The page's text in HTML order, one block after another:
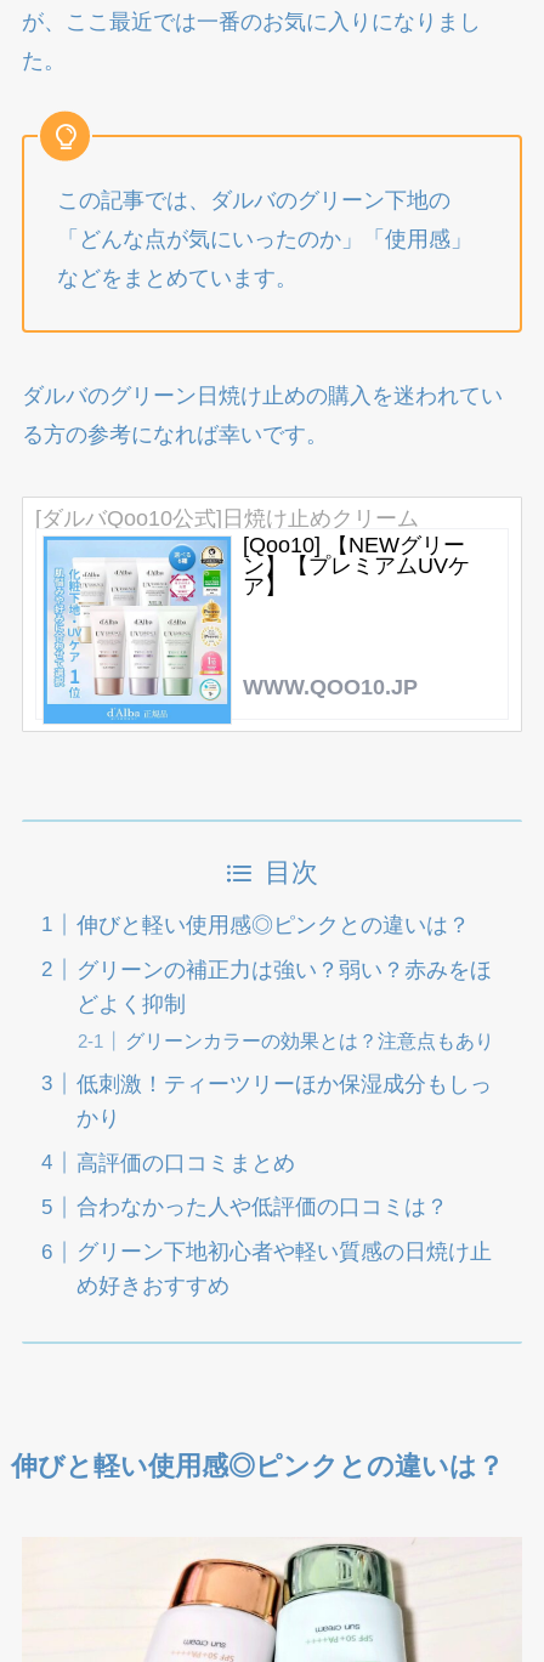
が、ここ最近では一番のお気に入りになりまし
た。
この記事では、ダルバのグリーン下地の
「どんな点が気にいったのか」「使用感」
などをまとめています。
ダルバのグリーン日焼け止めの購入を迷われてい
る方の参考になれば幸いです。
[ダルバQoo10公式]日焼け止めクリーム
[Qoo10] 【NEWグリー
ン】【プレミアムUVケ
ア】
WWW.QOO10.JP
目次
伸びと軽い使用感◎ピンクとの違いは？
グリーンの補正力は強い？弱い？赤みをほ
どよく抑制
グリーンカラーの効果とは？注意点もあり
低刺激！ティーツリーほか保湿成分もしっ
かり
高評価の口コミまとめ
合わなかった人や低評価の口コミは？
グリーン下地初心者や軽い質感の日焼け止
め好きおすすめ
伸びと軽い使用感◎ピンクとの違いは？